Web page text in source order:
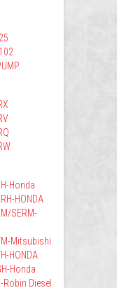
Honda
HONDA
SERM-
Mitsubishi.
HONDA
Honda
Diesel